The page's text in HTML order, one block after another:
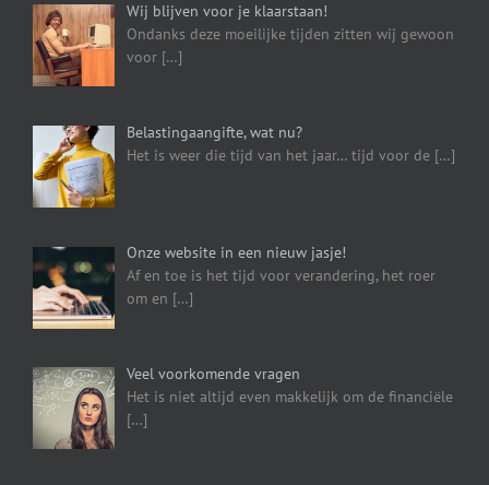
Wij blijven voor je klaarstaan!
Ondanks deze moeilijke tijden zitten wij gewoon
voor […]
Belastingaangifte, wat nu?
Het is weer die tijd van het jaar… tijd voor de […]
Onze website in een nieuw jasje!
Af en toe is het tijd voor verandering, het roer
om en […]
Veel voorkomende vragen
Het is niet altijd even makkelijk om de financiële
[…]